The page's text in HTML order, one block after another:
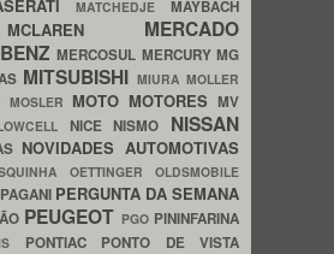
MATCHEDJEMAYBACH
MCLAREN MERCADO
BENZMERCOSUL MERCURYMG
MITSUBISHI MIURA MOLLER
MOSLER MOTO MOTORES MV
NICENISMO NISSAN
NOVIDADES AUTOMOTIVAS
OETTINGER OLDSMOBILE
PAGANI PERGUNTA DA SEMANA
PEUGEOT PGO PININFARINA
PONTIAC PONTO DE VISTA